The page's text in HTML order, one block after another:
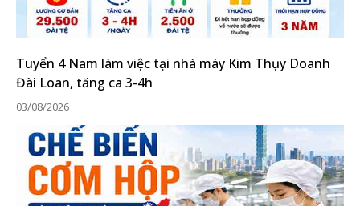
Tuyển 4 Nam làm việc tại nhà máy Kim Thụy Doanh
Đài Loan, tăng ca 3-4h
03/08/2026